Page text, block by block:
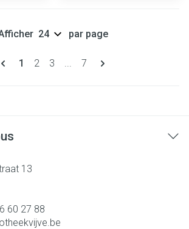
Pages
Vous lisez actuellement la page
1 Page
2 Page
3 ... Page
7
par page
13
60 27 88